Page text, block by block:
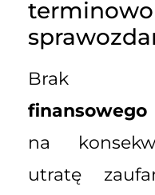
finansowego
na
utratę